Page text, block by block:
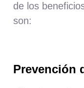
de los
son:
Prevención